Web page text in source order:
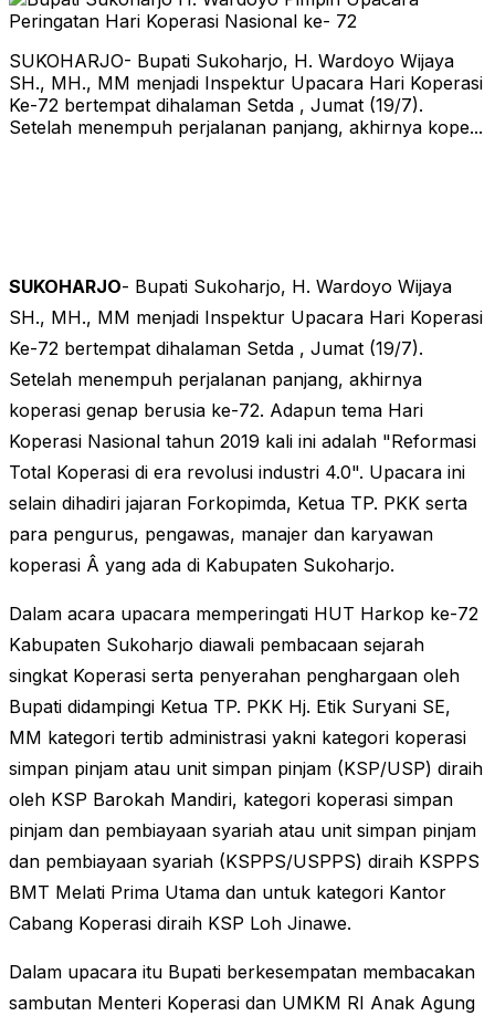
SUKOHARJO- Bupati Sukoharjo, H. Wardoyo Wijaya
SH., MH., MM menjadi Inspektur Upacara Hari Koperasi
Ke-72 bertempat dihalaman Setda , Jumat (19/7).
Setelah menempuh perjalanan panjang, akhirnya kope...
SUKOHARJO- Bupati Sukoharjo, H. Wardoyo Wijaya
SH., MH., MM menjadi Inspektur Upacara Hari Koperasi
Ke-72 bertempat dihalaman Setda , Jumat (19/7).
Setelah menempuh perjalanan panjang, akhirnya
koperasi genap berusia ke-72. Adapun tema Hari
Koperasi Nasional tahun 2019 kali ini adalah "Reformasi
Total Koperasi di era revolusi industri 4.0". Upacara ini
selain dihadiri jajaran Forkopimda, Ketua TP. PKK serta
para pengurus, pengawas, manajer dan karyawan
koperasi Â yang ada di Kabupaten Sukoharjo.
Dalam acara upacara memperingati HUT Harkop ke-72
Kabupaten Sukoharjo diawali pembacaan sejarah
singkat Koperasi serta penyerahan penghargaan oleh
Bupati didampingi Ketua TP. PKK Hj. Etik Suryani SE,
MM kategori tertib administrasi yakni kategori koperasi
simpan pinjam atau unit simpan pinjam (KSP/USP) diraih
oleh KSP Barokah Mandiri, kategori koperasi simpan
pinjam dan pembiayaan syariah atau unit simpan pinjam
dan pembiayaan syariah (KSPPS/USPPS) diraih KSPPS
BMT Melati Prima Utama dan untuk kategori Kantor
Cabang Koperasi diraih KSP Loh Jinawe.
Dalam upacara itu Bupati berkesempatan membacakan
sambutan Menteri Koperasi dan UMKM RI Anak Agung